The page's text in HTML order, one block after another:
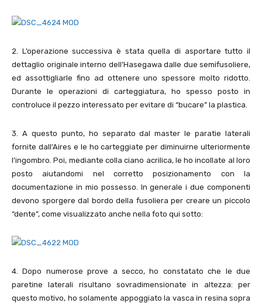
2 . L’operazione successiva è stata quella di asportare tutto il
dettaglio originale interno dell’Hasegawa dalle due semifusoliere,
ed assottigliarle fino ad ottenere uno spessore molto ridotto.
Durante le operazioni di carteggiatura, ho spesso posto in
controluce il pezzo interessato per evitare di “bucare” la plastica.
3 . A questo punto, ho separato dal master le paratie laterali
fornite dall’Aires e le ho carteggiate per diminuirne ulteriormente
l’ingombro. Poi, mediante colla ciano acrilica, le ho incollate al loro
posto aiutandomi nel corretto posizionamento con la
documentazione in mio possesso. In generale i due componenti
devono sporgere dal bordo della fusoliera per creare un piccolo
“dente”, come visualizzato anche nella foto qui sotto:
4 . Dopo numerose prove a secco, ho constatato che le due
paretine laterali risultano sovradimensionate in altezza: per
questo motivo, ho solamente appoggiato la vasca in resina sopra